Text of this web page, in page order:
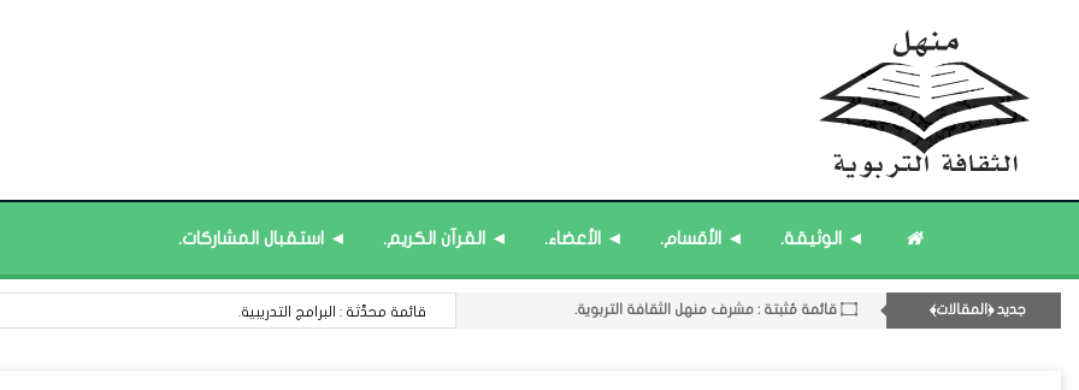
◄ الوثيقة. ◄ الأقسام. ◄ الأعضاء. ◄ القرآن الكريم. ◄ استقبال المشاركات.
جديد ﴿المقالات﴾
۝ قائمة مُحدَّثة : مختارات من ﴿جديد﴾ المشاركات.
۝ قائمة مُثبتة : مشرف منهل الثقافة التربوية. قائمة محدَّثة : البرامج التدريبية.